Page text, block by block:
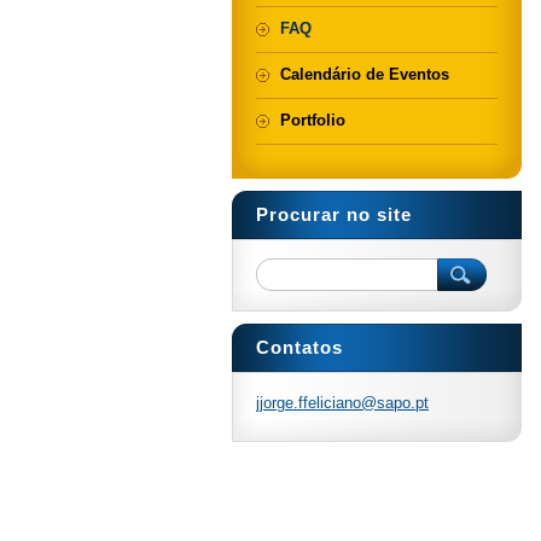
FAQ
Calendário de Eventos
Portfolio
Procurar no site
Contatos
jjorge.ffeliciano@sapo.pt